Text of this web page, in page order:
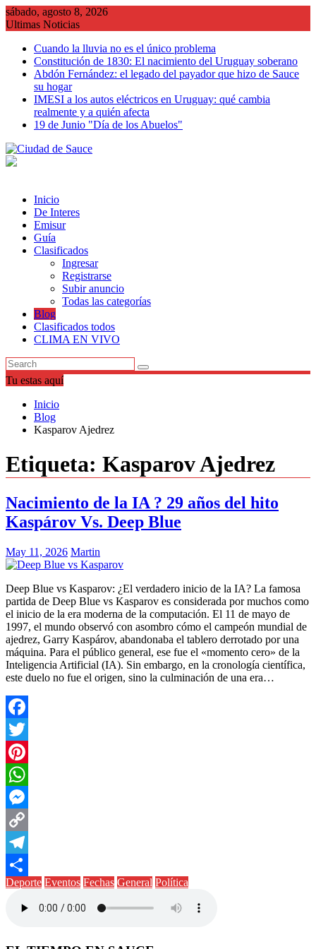
Saltar
al
sábado, agosto 8, 2026
Ultimas Noticias
Cuando la lluvia no es el único problema
Constitución de 1830: El nacimiento del Uruguay soberano
Abdón Fernández: el legado del payador que hizo de Sauce
su hogar
IMESI a los autos eléctricos en Uruguay: qué cambia
realmente y a quién afecta
19 de Junio "Día de los Abuelos"
Inicio
De Interes
Emisur
Guía
Clasificados
Ingresar
Registrarse
Subir anuncio
Todas las categorías
Blog
Clasificados todos
CLIMA EN VIVO
Tu estas aquí
Inicio
Blog
Kasparov Ajedrez
Etiqueta: Kasparov Ajedrez
Nacimiento de la IA ? 29 años del hito
Kaspárov Vs. Deep Blue
May 11, 2026 Martin
Deep Blue vs Kasparov: ¿El verdadero inicio de la IA? La famosa
partida de Deep Blue vs Kasparov es considerada por muchos como
el inicio de la era moderna de la computación. El 11 de mayo de
1997, el mundo observó con asombro cómo el campeón mundial de
ajedrez, Garry Kaspárov, abandonaba el tablero derrotado por una
máquina. Para el público general, ese fue el «momento cero» de la
Inteligencia Artificial (IA). Sin embargo, en la cronología científica,
este duelo no fue el origen, sino la culminación de una era…
Facebook
Twitter
Pinterest
WhatsApp
Messenger
Copy
Link
Telegram
Compartir
Deporte Eventos Fechas General Política